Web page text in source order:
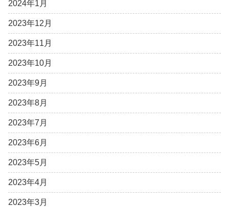
2024年1月
2023年12月
2023年11月
2023年10月
2023年9月
2023年8月
2023年7月
2023年6月
2023年5月
2023年4月
2023年3月